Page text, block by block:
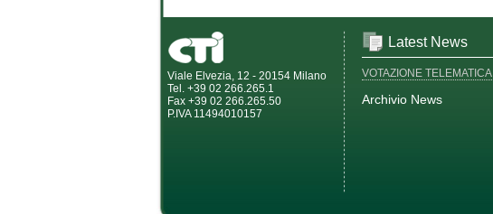
Viale Elvezia, 12 - 20154 Milano
Tel. +39 02 266.265.1
Fax +39 02 266.265.50
P.IVA 11494010157
Latest News
VOTAZIONE TELEMATICA
Archivio News